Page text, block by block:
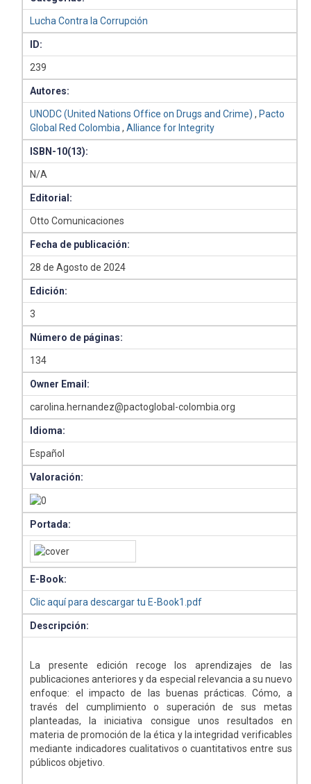
Lucha Contra la Corrupción
ID:
239
Autores:
UNODC (United Nations Office on Drugs and Crime), Pacto
Global Red Colombia ,Alliance for Integrity
ISBN-10(13):
N/A
Editorial:
Otto Comunicaciones
Fecha de publicación:
28 de Agosto de 2024
Edición:
3
Número de páginas:
134
Owner Email:
carolina.hernandez@pactoglobal-colombia.org
Idioma:
Español
Valoración:
Portada:
E-Book:
Clic aquí para descargar tu E-Book1.pdf
Descripción:
La presente edición recoge los aprendizajes de las
publicaciones anteriores y da especial relevancia a su nuevo
enfoque: el impacto de las buenas prácticas. Cómo, a
través del cumplimiento o superación de sus metas
planteadas, la iniciativa consigue unos resultados en
materia de promoción de la ética y la integridad verificables
mediante indicadores cualitativos o cuantitativos entre sus
públicos objetivo.